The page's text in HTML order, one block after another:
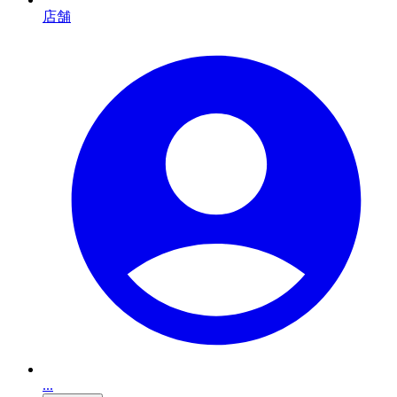
店舗
...